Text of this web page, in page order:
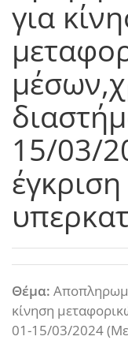
για
15/03/
έγκριση
Θέμα:
κίνηση
01-15/03/2024